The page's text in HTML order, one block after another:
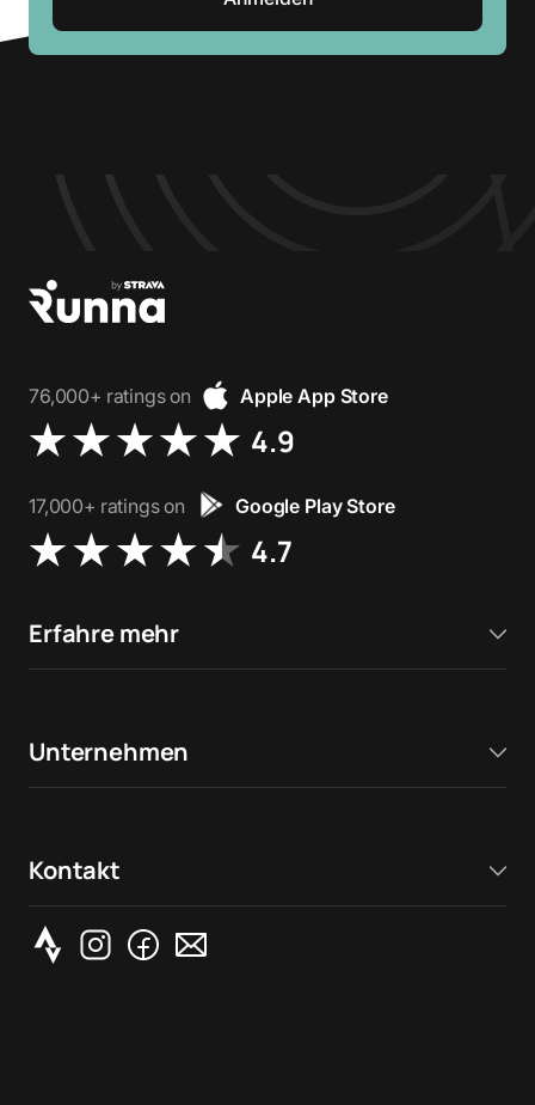
76,000+ ratings on Apple App Store
4.9
17,000+ ratings on Google Play Store
4.7
Erfahre mehr
Unternehmen
Kontakt